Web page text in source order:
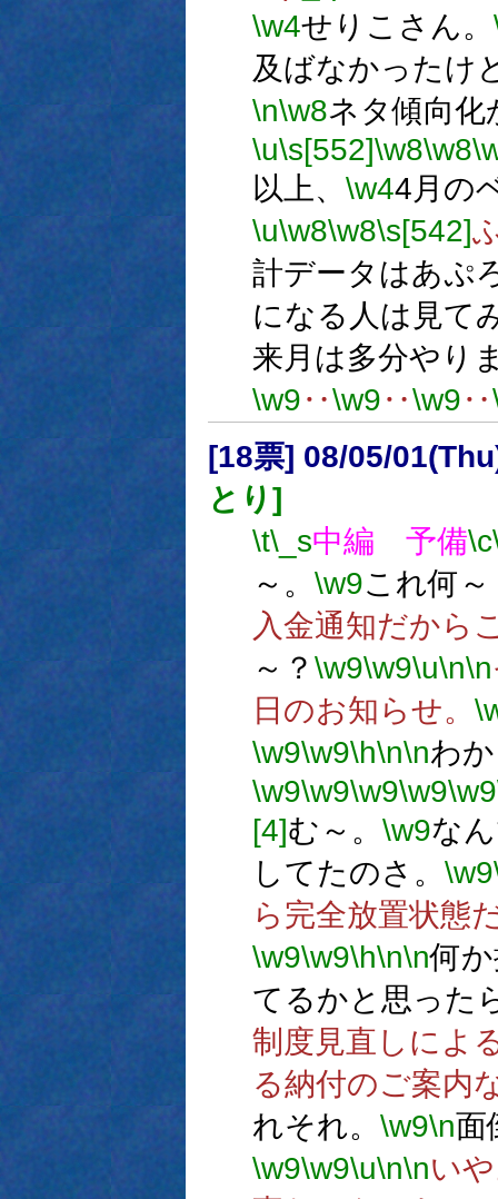
\w4せりこさん。
及ばなかったけ
\n\w8ネタ傾向化
\u\s[552]\w8\w8
以上、 \w44月の
\u\w8\w8\s[542]
計データはあぷ
になる人は見て
来月は多分やり
\w9‥\w9‥\w9‥
[18票] 08/05/
とり]
\t\_s中編 予備\c
～。 \w9これ何～
入金通知だから
～？ \w9\w9\u\n\n
日のお知らせ。
\w9\w9\h\n\nわ
\w9\w9\w9\w9\w9
[4]む～。 \w9な
してたのさ。 \w9
ら完全放置状態
\w9\w9\h\n\n何
てるかと思った
制度見直しによ
る納付のご案内
れそれ。 \w9\n面
\w9\w9\u\n\nい